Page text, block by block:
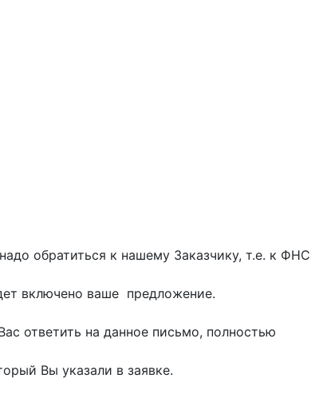
обратиться к нашему Заказчику, т.е. к ФНС
включено ваше предложение.
ответить на данное письмо, полностью
Вы указали в заявке.